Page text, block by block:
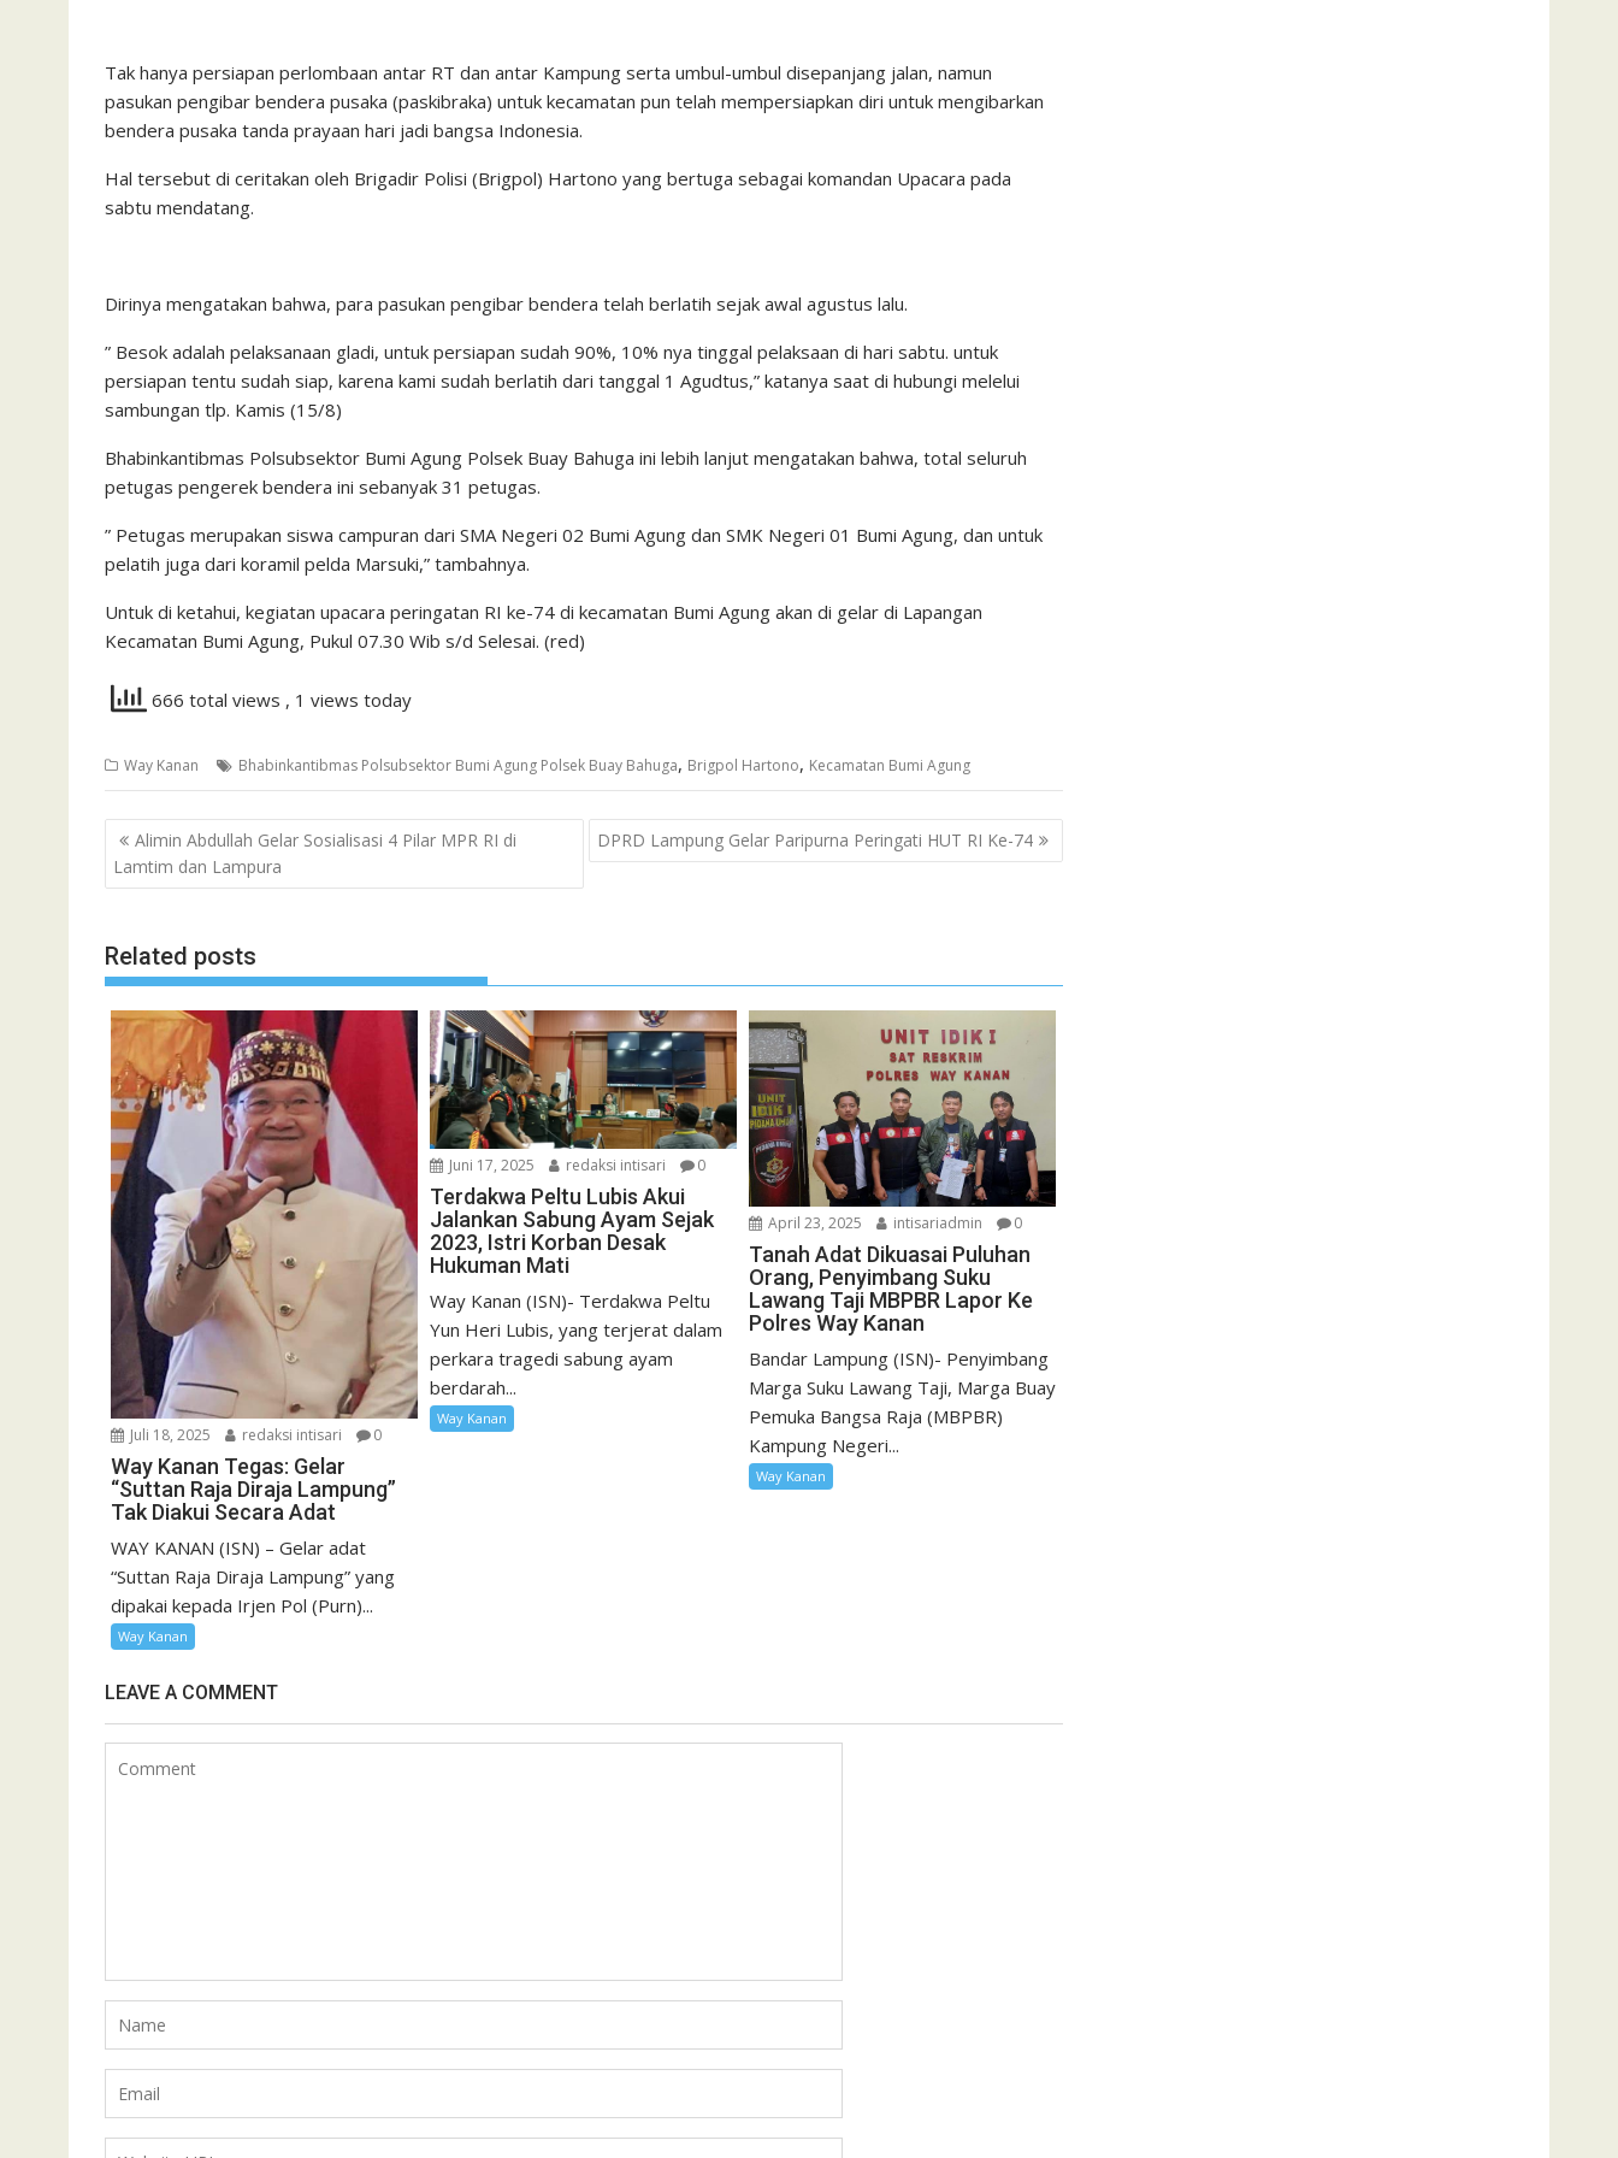
Tak hanya persiapan perlombaan antar RT dan antar Kampung serta umbul-umbul disepanjang jalan, namun
pasukan pengibar bendera pusaka (paskibraka) untuk kecamatan pun telah mempersiapkan diri untuk mengibarkan
bendera pusaka tanda prayaan hari jadi bangsa Indonesia.
Hal tersebut di ceritakan oleh Brigadir Polisi (Brigpol) Hartono yang bertuga sebagai komandan Upacara pada
sabtu mendatang.
Dirinya mengatakan bahwa, para pasukan pengibar bendera telah berlatih sejak awal agustus lalu.
” Besok adalah pelaksanaan gladi, untuk persiapan sudah 90%, 10% nya tinggal pelaksaan di hari sabtu. untuk
persiapan tentu sudah siap, karena kami sudah berlatih dari tanggal 1 Agudtus,” katanya saat di hubungi melelui
sambungan tlp. Kamis (15/8)
Bhabinkantibmas Polsubsektor Bumi Agung Polsek Buay Bahuga ini lebih lanjut mengatakan bahwa, total seluruh
petugas pengerek bendera ini sebanyak 31 petugas.
” Petugas merupakan siswa campuran dari SMA Negeri 02 Bumi Agung dan SMK Negeri 01 Bumi Agung, dan untuk
pelatih juga dari koramil pelda Marsuki,” tambahnya.
Untuk di ketahui, kegiatan upacara peringatan RI ke-74 di kecamatan Bumi Agung akan di gelar di Lapangan
Kecamatan Bumi Agung, Pukul 07.30 Wib s/d Selesai. (red)
666 total views , 1 views today
Way Kanan Bhabinkantibmas Polsubsektor Bumi Agung Polsek Buay Bahuga, Brigpol Hartono, Kecamatan Bumi Agung
Navigasi
pos
Alimin Abdullah Gelar Sosialisasi 4 Pilar MPR RI di
Lamtim dan Lampura
DPRD Lampung Gelar Paripurna Peringati HUT RI Ke-74
Related posts
Juli 18, 2025 redaksi intisari 0
Way Kanan Tegas: Gelar
“Suttan Raja Diraja Lampung”
Tak Diakui Secara Adat
WAY KANAN (ISN) – Gelar adat
“Suttan Raja Diraja Lampung” yang
dipakai kepada Irjen Pol (Purn)...
Way Kanan
Juni 17, 2025 redaksi intisari 0
Terdakwa Peltu Lubis Akui
Jalankan Sabung Ayam Sejak
2023, Istri Korban Desak
Hukuman Mati
Way Kanan (ISN)- Terdakwa Peltu
Yun Heri Lubis, yang terjerat dalam
perkara tragedi sabung ayam
berdarah...
Way Kanan
April 23, 2025 intisariadmin 0
Tanah Adat Dikuasai Puluhan
Orang, Penyimbang Suku
Lawang Taji MBPBR Lapor Ke
Polres Way Kanan
Bandar Lampung (ISN)- Penyimbang
Marga Suku Lawang Taji, Marga Buay
Pemuka Bangsa Raja (MBPBR)
Kampung Negeri...
Way Kanan
LEAVE A COMMENT